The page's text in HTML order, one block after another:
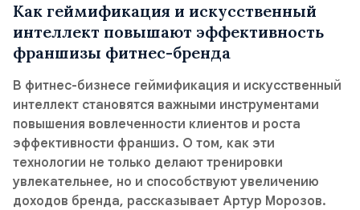
Как геймификация и искусственный
интеллект повышают эффективность
франшизы фитнес-бренда
В фитнес-бизнесе геймификация и искусственный
интеллект становятся важными инструментами
повышения вовлеченности клиентов и роста
эффективности франшиз. О том, как эти
технологии не только делают тренировки
увлекательнее, но и способствуют увеличению
доходов бренда, рассказывает Артур Морозов.